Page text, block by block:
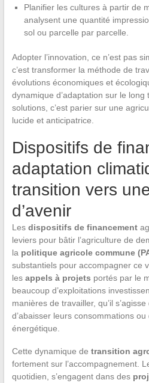
Planifier les cultures à partir de
analysent une quantité
sol ou parcelle par parcelle.
Adopter l’innovation, ce n’est pas
c’est transformer la méthode de
évolutions économiques et
dynamique d’adaptation sur le
solutions, c’est parier sur une
lucide et anticipatrice.
Dispositifs de
adaptation
transition vers
d’avenir
Les dispositifs de financement
leviers pour bâtir l’agriculture de
la politique agricole commune
substantiels pour accompagner ce
les appels à projets portés par le
beaucoup d’exploitations
manières de travailler, qu’il s’agisse
d’abaisser leurs consommations ou
énergétique.
Cette dynamique de transition
fortement sur l’accompagnement.
quotidien, s’engagent dans des